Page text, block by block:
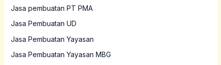
Jasa pembuatan PT PMA
Jasa Pembuatan UD
Jasa Pembuatan Yayasan
Jasa Pembuatan Yayasan MBG